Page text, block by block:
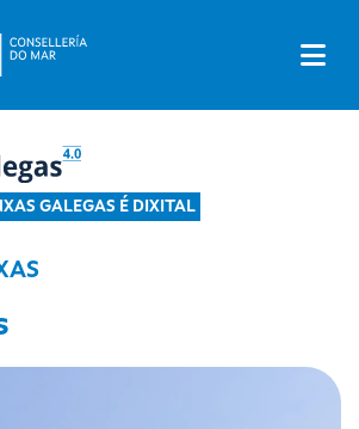
GALEGAS É DIXITAL